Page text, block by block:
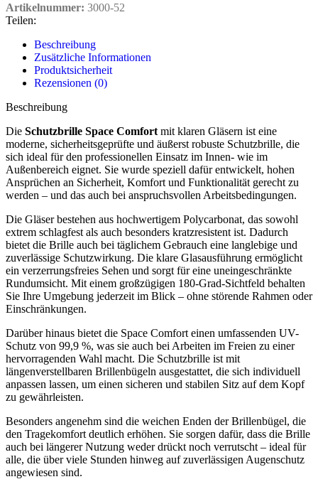
Artikelnummer: 3000-52
Teilen:
Beschreibung
Zusätzliche Informationen
Produktsicherheit
Rezensionen (0)
Beschreibung
Die Schutzbrille Space Comfort mit klaren Gläsern ist eine
moderne, sicherheitsgeprüfte und äußerst robuste Schutzbrille, die
sich ideal für den professionellen Einsatz im Innen- wie im
Außenbereich eignet. Sie wurde speziell dafür entwickelt, hohen
Ansprüchen an Sicherheit, Komfort und Funktionalität gerecht zu
werden – und das auch bei anspruchsvollen Arbeitsbedingungen.
Die Gläser bestehen aus hochwertigem Polycarbonat, das sowohl
extrem schlagfest als auch besonders kratzresistent ist. Dadurch
bietet die Brille auch bei täglichem Gebrauch eine langlebige und
zuverlässige Schutzwirkung. Die klare Glasausführung ermöglicht
ein verzerrungsfreies Sehen und sorgt für eine uneingeschränkte
Rundumsicht. Mit einem großzügigen 180-Grad-Sichtfeld behalten
Sie Ihre Umgebung jederzeit im Blick – ohne störende Rahmen oder
Einschränkungen.
Darüber hinaus bietet die Space Comfort einen umfassenden UV-
Schutz von 99,9 %, was sie auch bei Arbeiten im Freien zu einer
hervorragenden Wahl macht. Die Schutzbrille ist mit
längenverstellbaren Brillenbügeln ausgestattet, die sich individuell
anpassen lassen, um einen sicheren und stabilen Sitz auf dem Kopf
zu gewährleisten.
Besonders angenehm sind die weichen Enden der Brillenbügel, die
den Tragekomfort deutlich erhöhen. Sie sorgen dafür, dass die Brille
auch bei längerer Nutzung weder drückt noch verrutscht – ideal für
alle, die über viele Stunden hinweg auf zuverlässigen Augenschutz
angewiesen sind.